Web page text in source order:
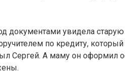
документами увидела
по кредиту,
Сергей. А маму он оформил